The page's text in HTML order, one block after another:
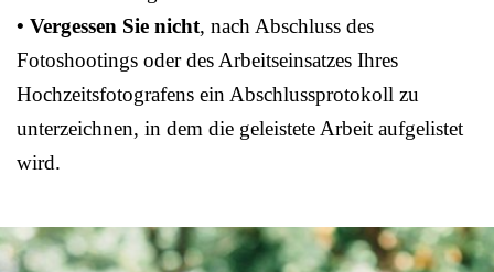
• Vergessen Sie nicht, nach Abschluss des
Fotoshootings oder des Arbeitseinsatzes Ihres
Hochzeitsfotografens ein Abschlussprotokoll zu
unterzeichnen, in dem die geleistete Arbeit aufgelistet
wird.